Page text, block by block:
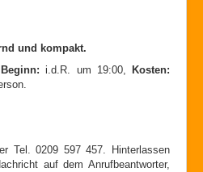
und kompakt.
Beginn: i.d.R. um 19:00,
Kosten:
Tel. 0209 597 457. Hinterlassen
auf dem Anrufbeantworter,